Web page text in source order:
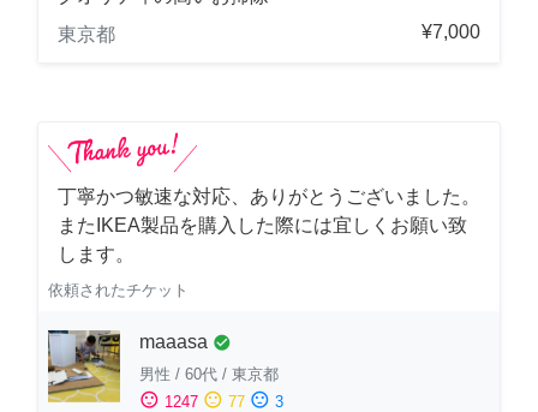
東京都
¥7,000
丁寧かつ敏速な対応、ありがとうございました。
またIKEA製品を購入した際には宜しくお願い致
します。
依頼されたチケット
maaasa check_circle
男性 / 60代 / 東京都
sentiment_satisfied 1247 sentiment_neutral 77 sentiment_dissatisfied 3